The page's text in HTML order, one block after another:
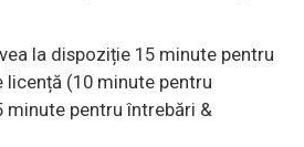
la dispoziție 15 minute pentru
licență (10 minute pentru
minute pentru întrebări &